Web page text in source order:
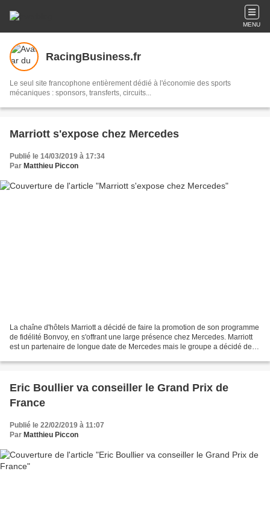
MENU
RacingBusiness.fr
Le seul site francophone entièrement dédié à l'économie des sports
mécaniques : sponsors, transferts, circuits...
Marriott s'expose chez Mercedes
Publié le 14/03/2019 à 17:34
Par Matthieu Piccon
La chaîne d'hôtels Marriott a décidé de faire la promotion de son programme
de fidélité Bonvoy, en s'offrant une large présence chez Mercedes. Marriott
est un partenaire de longue date de Mercedes mais le groupe a décidé de
Eric Boullier va conseiller le Grand Prix de
France
Publié le 22/02/2019 à 11:07
Par Matthieu Piccon